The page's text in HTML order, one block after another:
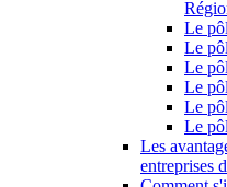
Le
Le
Le
Le
Le
Le
Les
entreprises